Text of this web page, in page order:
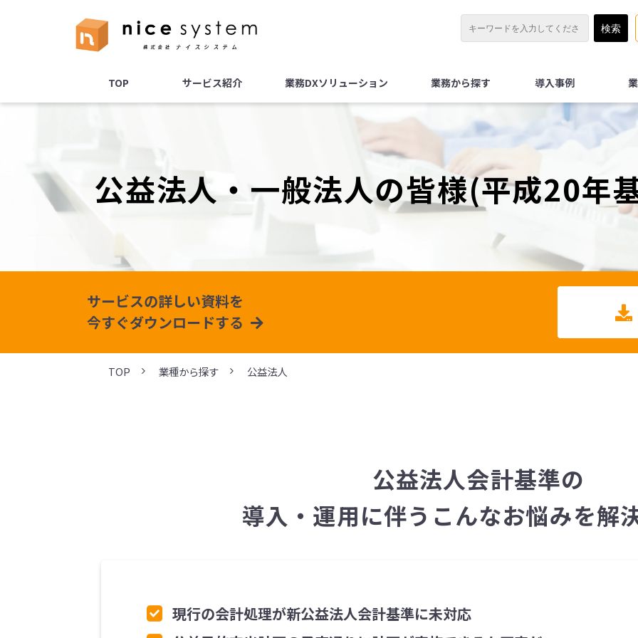
TOP サービス紹介 業務DXソリューション 業務から探す 導入事例
公益法人・一般法人の皆様(平成20年
サービスの詳しい資料を
今すぐダウンロードする
TOP 業種から探す 公益法人
公益法人会計基準の
導入・運用に伴うこんなお悩みを解
現行の会計処理が新公益法人会計基準に未対応